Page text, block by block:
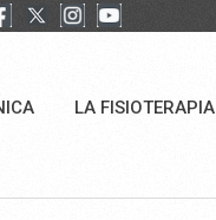
LA FISIOTERAPIA